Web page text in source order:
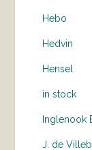
Hebo
Hedvin
Hensel
in stock
Inglenook
J. de